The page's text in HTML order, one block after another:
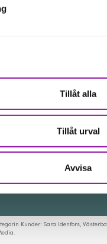
Tillåt alla
Tillåt urval
Avvisa
Kunder: Sara Idenfors,